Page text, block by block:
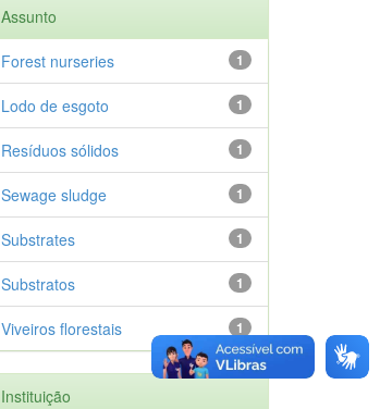
Assunto
1
Forest nurseries
1
Lodo de esgoto
1
Resíduos sólidos
1
Sewage sludge
1
Substrates
1
Substratos
1
Viveiros florestais
Instituição